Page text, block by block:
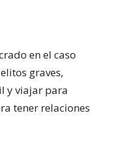
en el caso
graves,
y viajar para
tener relaciones